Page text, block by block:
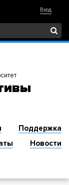
Вход
Поддержка
Новости